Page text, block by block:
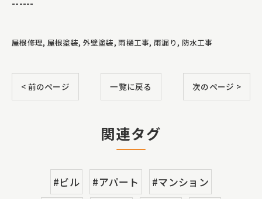
屋根修理 屋根塗装 外壁塗装 雨樋工事 雨漏り 防水工事
< 前のページ 一覧に戻る 次のページ >
関連タグ
#ビル #アパート
#マンション